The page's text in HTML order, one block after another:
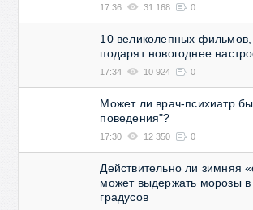
17:36 31 168 0
10 великолепных
подарят новогоднее
17:34 10 924 0
Может ли врач-психиатр
поведения"?
17:30 12 350 0
Действительно ли зимняя
может выдержать морозы
градусов